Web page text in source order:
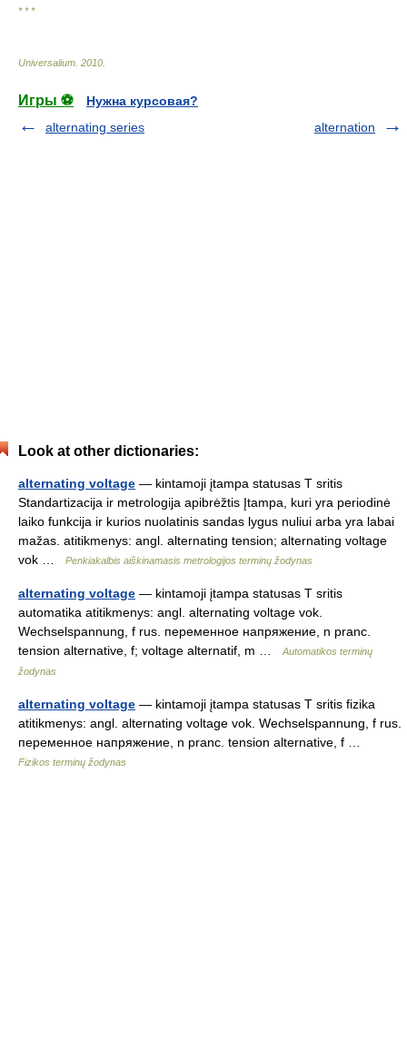
* * *
Universalium 2010
Игры ⚽
Нужна курсовая?
alternating series
alternation
Look at other dictionaries:
alternating voltage — kintamoji įtampa statusas T sritis
Standartizacija ir metrologija apibrėžtis Įtampa, kuri yra periodinė
laiko funkcija ir kurios nuolatinis sandas lygus nuliui arba yra labai
mažas. atitikmenys: angl. alternating tension; alternating voltage
vok …
Penkiakalbis aiškinamasis metrologijos terminų žodynas
alternating voltage — kintamoji įtampa statusas T sritis
automatika atitikmenys: angl. alternating voltage vok.
Wechselspannung, f rus. переменное напряжение, n pranc.
tension alternative, f; voltage alternatif, m …
Automatikos terminų
žodynas
alternating voltage — kintamoji įtampa statusas T sritis fizika
atitikmenys: angl. alternating voltage vok. Wechselspannung, f rus.
переменное напряжение, n pranc. tension alternative, f …
Fizikos terminų žodynas